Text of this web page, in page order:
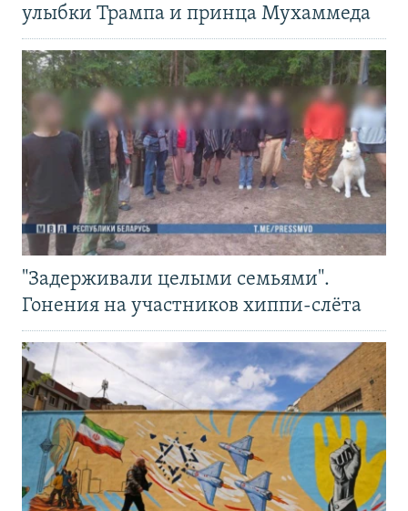
улыбки Трампа и принца Мухаммеда
"Задерживали целыми семьями".
Гонения на участников хиппи-слёта